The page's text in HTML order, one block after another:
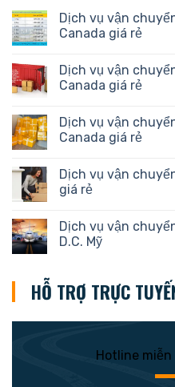
Dịch vụ vận
Canada giá rẻ
Dịch vụ vận
Canada giá rẻ
Dịch vụ vận
Canada giá rẻ
Dịch vụ vận
giá rẻ
Dịch vụ vận
D.C. Mỹ
HỖ TRỢ TRỰC
Hotline